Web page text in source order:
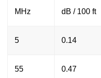
MHz dB / 100 ft
5 0.14
55 0.47